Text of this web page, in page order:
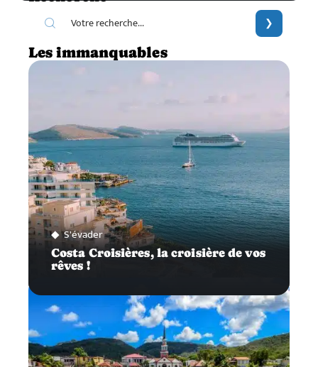
Les immanquables
S'évader
Costa Croisières, la croisière de vos
rêves !